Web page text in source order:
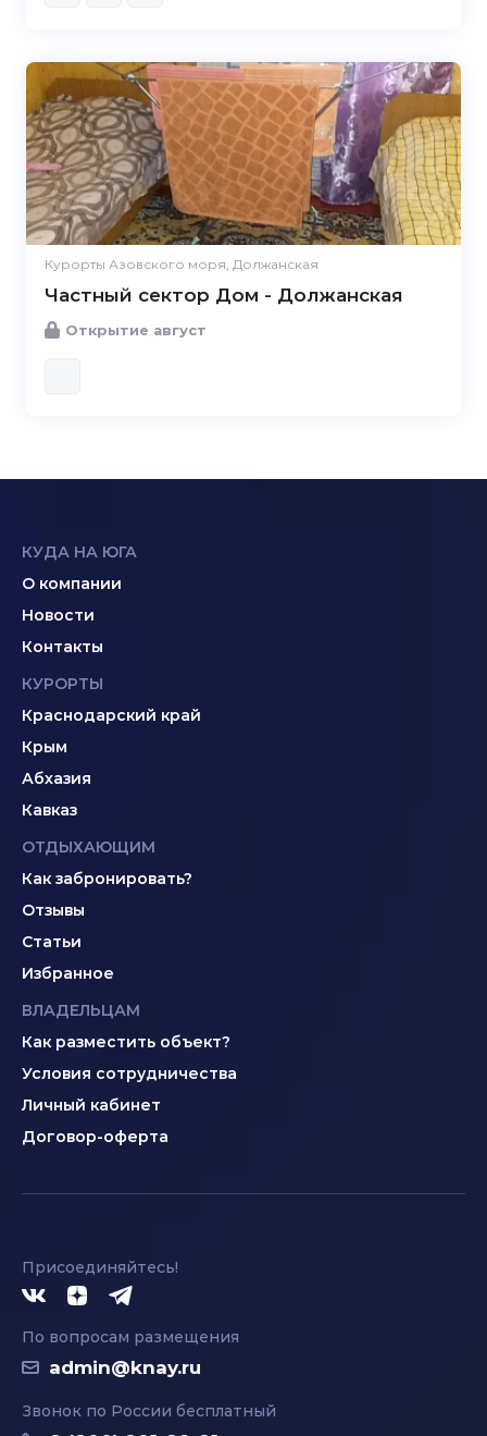
Курорты Азовского моря, Должанская
Частный сектор Дом - Должанская
Открытие август
КУДА НА ЮГА
О компании
Новости
Контакты
КУРОРТЫ
Краснодарский край
Крым
Абхазия
Кавказ
ОТДЫХАЮЩИМ
Как забронировать?
Отзывы
Статьи
Избранное
ВЛАДЕЛЬЦАМ
Как разместить объект?
Условия сотрудничества
Личный кабинет
Договор-оферта
Присоединяйтесь!
По вопросам размещения
admin@knay.ru
Звонок по России бесплатный